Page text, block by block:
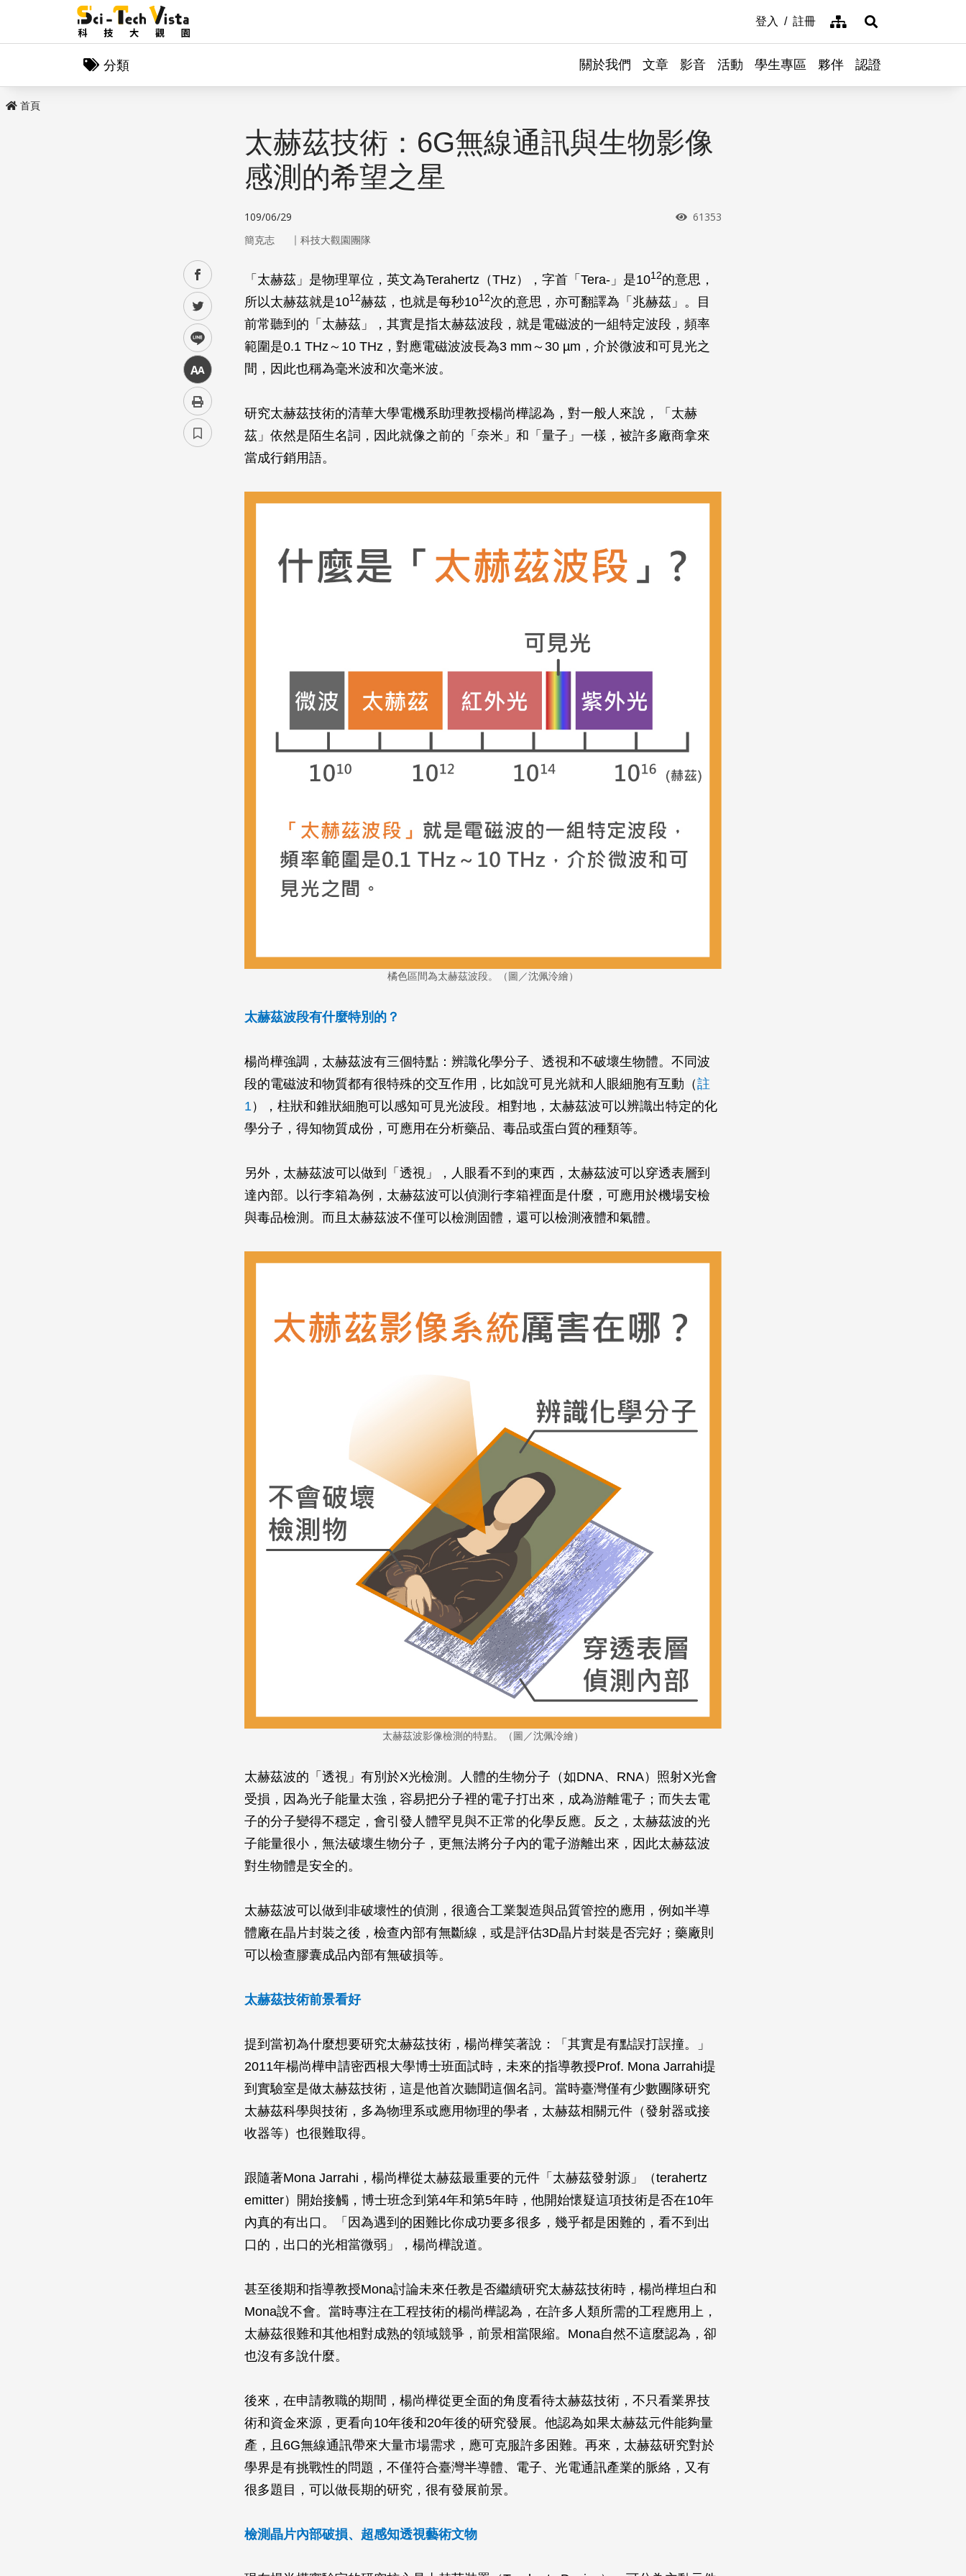
登入 註冊 網站導覽展開搜尋
分類 關於我們 文章 影音 活動 學生專區 夥伴 認證
首頁
facebook
twitter
line
中
太赫茲技術：6G無線通訊與生物影像
感測的希望之星
109/06/29 瀏覽次數
61353
簡克志 ｜ 科技大觀園團隊
「太赫茲」是物理單位，英文為Terahertz（THz），字首「Tera-」是1012的意思，
所以太赫茲就是1012赫茲，也就是每秒1012次的意思，亦可翻譯為「兆赫茲」。目
前常聽到的「太赫茲」，其實是指太赫茲波段，就是電磁波的一組特定波段，頻率
範圍是0.1 THz～10 THz，對應電磁波波長為3 mm～30 µm，介於微波和可見光之
間，因此也稱為毫米波和次毫米波。
研究太赫茲技術的清華大學電機系助理教授楊尚樺認為，對一般人來說，「太赫
茲」依然是陌生名詞，因此就像之前的「奈米」和「量子」一樣，被許多廠商拿來
當成行銷用語。
橘色區間為太赫茲波段。（圖／沈佩泠繪）
太赫茲波段有什麼特別的？
楊尚樺強調，太赫茲波有三個特點：辨識化學分子、透視和不破壞生物體。不同波
段的電磁波和物質都有很特殊的交互作用，比如說可見光就和人眼細胞有互動（註
1），柱狀和錐狀細胞可以感知可見光波段。相對地，太赫茲波可以辨識出特定的化
學分子，得知物質成份，可應用在分析藥品、毒品或蛋白質的種類等。
另外，太赫茲波可以做到「透視」，人眼看不到的東西，太赫茲波可以穿透表層到
達內部。以行李箱為例，太赫茲波可以偵測行李箱裡面是什麼，可應用於機場安檢
與毒品檢測。而且太赫茲波不僅可以檢測固體，還可以檢測液體和氣體。
太赫茲波影像檢測的特點。（圖／沈佩泠繪）
太赫茲波的「透視」有別於X光檢測。人體的生物分子（如DNA、RNA）照射X光會
受損，因為光子能量太強，容易把分子裡的電子打出來，成為游離電子；而失去電
子的分子變得不穩定，會引發人體罕見與不正常的化學反應。反之，太赫茲波的光
子能量很小，無法破壞生物分子，更無法將分子內的電子游離出來，因此太赫茲波
對生物體是安全的。
太赫茲波可以做到非破壞性的偵測，很適合工業製造與品質管控的應用，例如半導
體廠在晶片封裝之後，檢查內部有無斷線，或是評估3D晶片封裝是否完好；藥廠則
可以檢查膠囊成品內部有無破損等。
太赫茲技術前景看好
提到當初為什麼想要研究太赫茲技術，楊尚樺笑著說：「其實是有點誤打誤撞。」
2011年楊尚樺申請密西根大學博士班面試時，未來的指導教授Prof. Mona Jarrahi提
到實驗室是做太赫茲技術，這是他首次聽聞這個名詞。當時臺灣僅有少數團隊研究
太赫茲科學與技術，多為物理系或應用物理的學者，太赫茲相關元件（發射器或接
收器等）也很難取得。
跟隨著Mona Jarrahi，楊尚樺從太赫茲最重要的元件「太赫茲發射源」（terahertz
emitter）開始接觸，博士班念到第4年和第5年時，他開始懷疑這項技術是否在10年
內真的有出口。「因為遇到的困難比你成功要多很多，幾乎都是困難的，看不到出
口的，出口的光相當微弱」，楊尚樺說道。
甚至後期和指導教授Mona討論未來任教是否繼續研究太赫茲技術時，楊尚樺坦白和
Mona說不會。當時專注在工程技術的楊尚樺認為，在許多人類所需的工程應用上，
太赫茲很難和其他相對成熟的領域競爭，前景相當限縮。Mona自然不這麼認為，卻
也沒有多說什麼。
後來，在申請教職的期間，楊尚樺從更全面的角度看待太赫茲技術，不只看業界技
術和資金來源，更看向10年後和20年後的研究發展。他認為如果太赫茲元件能夠量
產，且6G無線通訊帶來大量市場需求，應可克服許多困難。再來，太赫茲研究對於
學界是有挑戰性的問題，不僅符合臺灣半導體、電子、光電通訊產業的脈絡，又有
很多題目，可以做長期的研究，很有發展前景。
檢測晶片內部破損、超感知透視藝術文物